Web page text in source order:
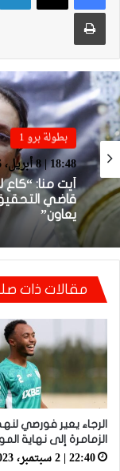
طباعة
بطولة برو 1
18:48 | 8 أبريل، 2026
أيت منا: “كاع
قاضي
بطولة برو 1
22:23 | 6 أبريل، 2026
توالي النتائج
تعادل جديد
مقالات ذات
الرجاء يعير فورصي
الزمامرة إلى نهاية
22:40 | 2 سبتمبر، 2023